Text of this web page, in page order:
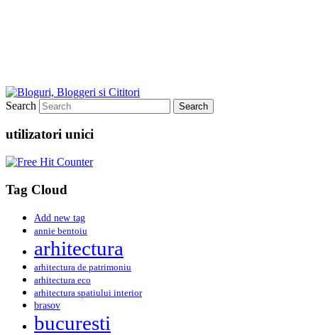
Search
utilizatori unici
Tag Cloud
Add new tag
annie bentoiu
arhitectura
arhitectura de patrimoniu
arhitectura eco
arhitectura spatiului interior
brasov
bucuresti